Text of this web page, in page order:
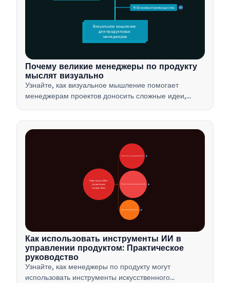
🎯 Основные преимущества 15
Визуальное мышление
для продуктовых
менеджеров
Почему великие менеджеры по продукту
мыслят визуально
Узнайте, как визуальное мышление помогает
менеджерам проектов доносить сложные идеи,
таких методов, как ментальные карты и продуктовые
деревья.
🚀 Области трансформации ИИ
🛠️ Практические инструменты ИИ
📋 Стратегия внедрения
Революция ИИ в
управлении
продуктами
Как использовать инструменты ИИ в
управлении продуктом: Практическое
руководство
Узнайте, как менеджеры по продукту могут
использовать инструменты искусственного